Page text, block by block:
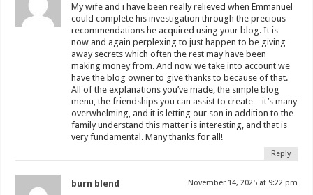
My wife and i have been really relieved when Emmanuel
could complete his investigation through the precious
recommendations he acquired using your blog. It is
now and again perplexing to just happen to be giving
away secrets which often the rest may have been
making money from. And now we take into account we
have the blog owner to give thanks to because of that.
All of the explanations you’ve made, the simple blog
menu, the friendships you can assist to create – it’s many
overwhelming, and it is letting our son in addition to the
family understand this matter is interesting, and that is
very fundamental. Many thanks for all!
Reply
burn blend November 14, 2025 at 9:22 pm